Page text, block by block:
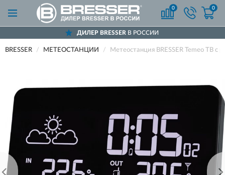
0 0
ДИЛЕР BRESSER В РОССИИ
BRESSER МЕТЕОСТАНЦИИ Метеостанция BRESSER Temeo TB с